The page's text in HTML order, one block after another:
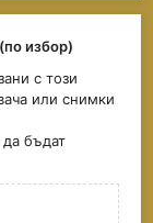
избор)
с този
или снимки
бъдат